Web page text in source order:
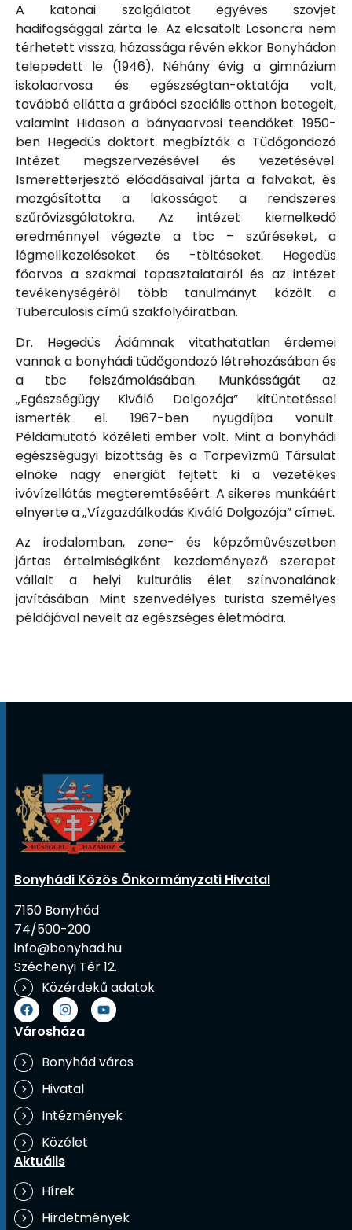
A katonai szolgálatot egyéves szovjet
hadifogsággal zárta le. Az elcsatolt Losoncra nem
térhetett vissza, házassága révén ekkor Bonyhádon
telepedett le (1946). Néhány évig a gimnázium
iskolaorvosa és egészségtan-oktatója volt,
továbbá ellátta a grábóci szociális otthon betegeit,
valamint Hidason a bányaorvosi teendőket. 1950-
ben Hegedüs doktort megbízták a Tüdőgondozó
Intézet megszervezésével és vezetésével.
Ismeretterjesztő előadásaival járta a falvakat, és
mozgósította a lakosságot a rendszeres
szűrővizsgálatokra. Az intézet kiemelkedő
eredménnyel végezte a tbc – szűréseket, a
légmellkezeléseket és -töltéseket. Hegedüs
főorvos a szakmai tapasztalatairól és az intézet
tevékenységéről több tanulmányt közölt a
Tuberculosis című szakfolyóiratban.
Dr. Hegedüs Ádámnak vitathatatlan érdemei
vannak a bonyhádi tüdőgondozó létrehozásában és
a tbc felszámolásában. Munkásságát az
„Egészségügy Kiváló Dolgozója” kitüntetéssel
ismerték el. 1967-ben nyugdíjba vonult.
Példamutató közéleti ember volt. Mint a bonyhádi
egészségügyi bizottság és a Törpevízmű Társulat
elnöke nagy energiát fejtett ki a vezetékes
ivóvízellátás megteremtéséért. A sikeres munkáért
elnyerte a „Vízgazdálkodás Kiváló Dolgozója” címet.
Az irodalomban, zene- és képzőművészetben
jártas értelmiségiként kezdeményező szerepet
vállalt a helyi kulturális élet színvonalának
javításában. Mint szenvedélyes turista személyes
példájával nevelt az egészséges életmódra.
Bonyhádi Közös Önkormányzati Hivatal
7150 Bonyhád
74/500-200
info@bonyhad.hu
Széchenyi Tér 12.
Közérdekű adatok
Városháza
Bonyhád város
Hivatal
Intézmények
Közélet
Aktuális
Hírek
Hirdetmények